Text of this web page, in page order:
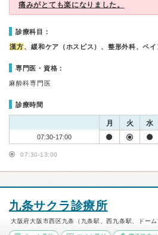
痛みがとても楽になりました。
診療科目：
漢方、緩和ケア（ホスピス）、整形外科、ペ
専門医・資格：
麻酔科専門医
診療時間
月 火 水
07:30-17:00
07:30-13:00
九条サクラ診療所
大阪府大阪市西区九条（九条駅、西九条駅、ドー